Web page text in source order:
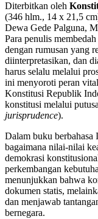
Diterbitkan oleh
(346 hlm., 14 x 21,5
Dewa Gede Palguna,
Para penulis
dengan rumusan yang
diinterpretasikan, dan
harus selalu melalui
ini menyoroti peran
Konstitusi Republik
konstitusi melalui
jurisprudence).
Dalam buku berbahasa
bagaimana nilai-nilai
demokrasi
perkembangan
menunjukkan bahwa
dokumen statis,
dan menjawab
bernegara.